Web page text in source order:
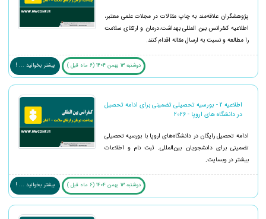
پژوهشگران علاقه‌مند به چاپ مقالات در مجلات علمی معتبر،
اطلاعیه کنفرانس بین المللی بهداشت،درمان و ارتقای سلامت
را مطالعه و نسبت به ارسال مقاله اقدام کنند.
دوشنبه 13 بهمن 1404 (6 ماه قبل ) بیشتر بخوانید ... !
اطلاعیه 2 - بورسیه تحصیلی تضمینی برای ادامه تحصیل
در دانشگاه های اروپا - 2026
ادامه تحصیل رایگان در دانشگاه‌های اروپا با بورسیه تحصیلی
تضمینی برای دانشجویان بین‌المللی. ثبت نام و اطلاعات
بیشتر در وبسایت.
دوشنبه 13 بهمن 1404 (6 ماه قبل ) بیشتر بخوانید ... !